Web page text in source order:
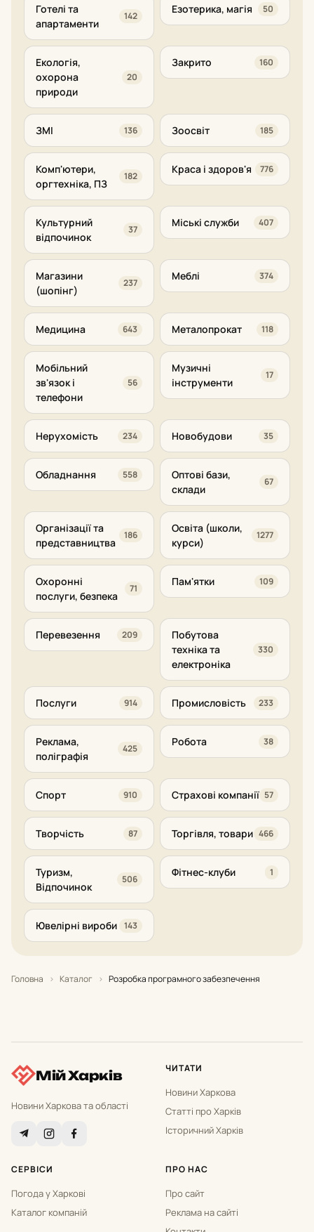
Готелі та
апартаменти
142
Езотерика, магія 50
Екологія,
охорона
природи
20
Закрито 160
ЗМІ 136 Зоосвіт 185
Комп'ютери,
оргтехніка, ПЗ
182
Краса і здоров'я 776
Культурний
відпочинок
37
Міські служби 407
Магазини
(шопінг)
237
Меблі 374
Медицина 643 Металопрокат 118
Мобільний
зв'язок і
телефони
56
Музичні
інструменти
17
Нерухомість 234 Новобудови 35
Обладнання 558
Оптові бази,
склади
67
Організації та
представництва
186
Освіта (школи,
курси)
1277
Охоронні
послуги, безпека
71
Пам'ятки 109
Перевезення 209
Побутова
техніка та
електроніка
330
Послуги 914 Промисловість 233
Реклама,
поліграфія
425
Робота 38
Спорт 910 Страхові компанії 57
Творчість 87 Торгівля, товари 466
Туризм,
Відпочинок
506
Фітнес-клуби 1
Ювелірні вироби 143
Головна › Каталог › Розробка програмного забезпечення
Мій Харків
Новини Харкова та області
ЧИТАТИ
Новини Харкова
Статті про Харків
Історичний Харків
СЕРВІСИ
Погода у Харкові
Каталог компаній
ПРО НАС
Про сайт
Реклама на сайті